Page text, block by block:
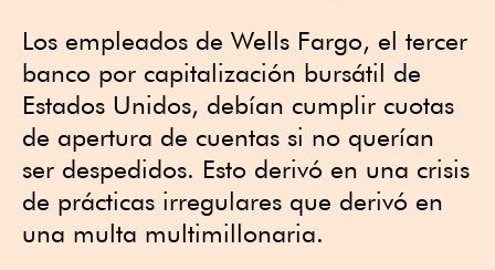
Los empleados de Wells Fargo, el tercer
banco por capitalización bursátil de
Estados Unidos, debían cumplir cuotas
de apertura de cuentas si no querían
ser despedidos. Esto derivó en una crisis
de prácticas irregulares que derivó en
una multa multimillonaria.